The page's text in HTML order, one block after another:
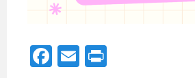
Fa E